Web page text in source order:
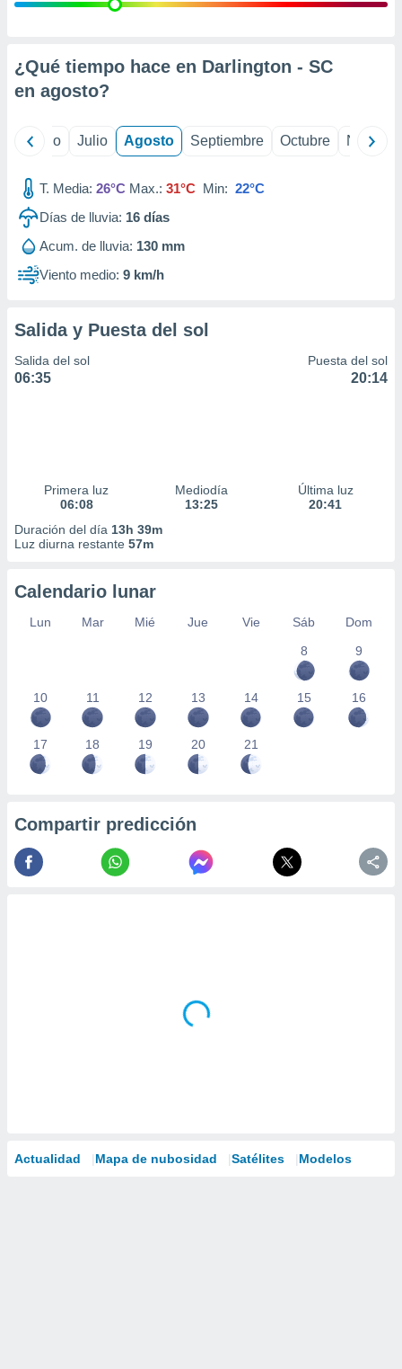
e
mediante
de
1199
¿Qué tiempo hace en Darlington - SC
en agosto?
Junio Julio Agosto Septiembre Octubre
T. Media: 26°C Max.: 31°C Min: 22°C
Días de lluvia: 16 días
Acum. de lluvia: 130 mm
Viento medio: 9 km/h
Salida y Puesta del sol
Salida del sol
06:35
Puesta del sol
20:14
Primera luz
06:08
Mediodía
13:25
Última luz
20:41
Duración del día 13h 39m
Luz diurna restante 57m
Calendario lunar
Lun Mar Mié Jue Vie Sáb
Dom
8
9
10 11 12 13 14 15 16
17 18 19 20 21
Compartir predicción
Actualidad Mapa de nubosidad Satélites Modelos